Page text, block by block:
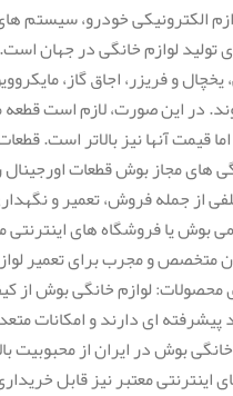
الکترونیکی خودرو، سیستم
تولید لوازم خانگی در جهان
فریزر، اجاق گاز،
در این صورت، لازم است
آنها نیز بالاتر است.
های مجاز بوش قطعات
جمله فروش، تعمیر و
یا فروشگاه های اینترنتی
متخصص و مجرب برای تعمیر
لوازم خانگی بوش از
ای دارند و امکانات
بوش در ایران از محبوبیت
معتبر نیز قابل